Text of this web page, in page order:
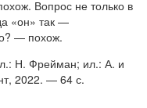
Вопрос не только в
«он» так —
— похож.
Н. Фрейман; ил.: А. и
2022. — 64 с.